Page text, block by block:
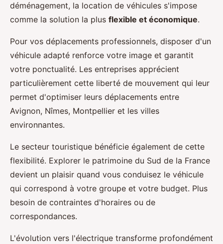
déménagement, la location de véhicules s'impose
comme la solution la plus flexible et économique.
Pour vos déplacements professionnels, disposer d'un
véhicule adapté renforce votre image et garantit
votre ponctualité. Les entreprises apprécient
particulièrement cette liberté de mouvement qui leur
permet d'optimiser leurs déplacements entre
Avignon, Nîmes, Montpellier et les villes
environnantes.
Le secteur touristique bénéficie également de cette
flexibilité. Explorer le patrimoine du Sud de la France
devient un plaisir quand vous conduisez le véhicule
qui correspond à votre groupe et votre budget. Plus
besoin de contraintes d'horaires ou de
correspondances.
L'évolution vers l'électrique transforme profondément